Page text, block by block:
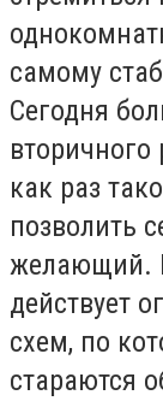
самому
Сегодня
как раз
позволить
желающий.
действует
схем, по
стараются